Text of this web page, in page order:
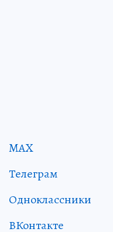
MAX
Телеграм
Одноклассники
ВКонтакте